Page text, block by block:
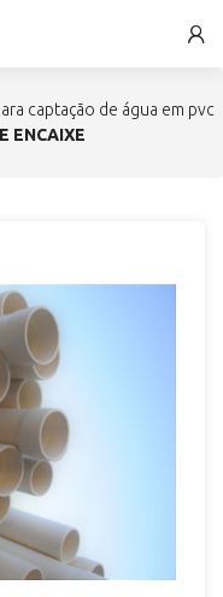
captação de água em pvc
ENCAIXE